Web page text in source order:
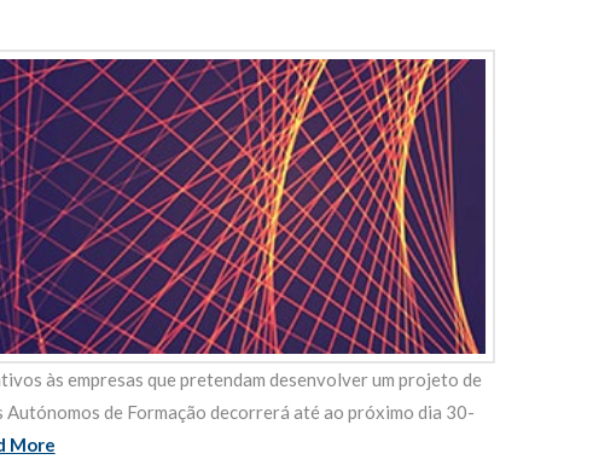
às empresas que pretendam desenvolver um projeto de
de Formação decorrerá até ao próximo dia 30-
More